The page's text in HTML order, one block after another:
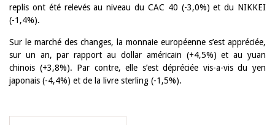
replis ont été relevés au niveau du CAC 40 (-3,0%) et du NIKKEI
(-1,4%).
Sur le marché des changes, la monnaie européenne s’est appréciée,
sur un an, par rapport au dollar américain (+4,5%) et au yuan
chinois (+3,8%). Par contre, elle s’est dépréciée vis-a-vis du yen
japonais (-4,4%) et de la livre sterling (-1,5%).